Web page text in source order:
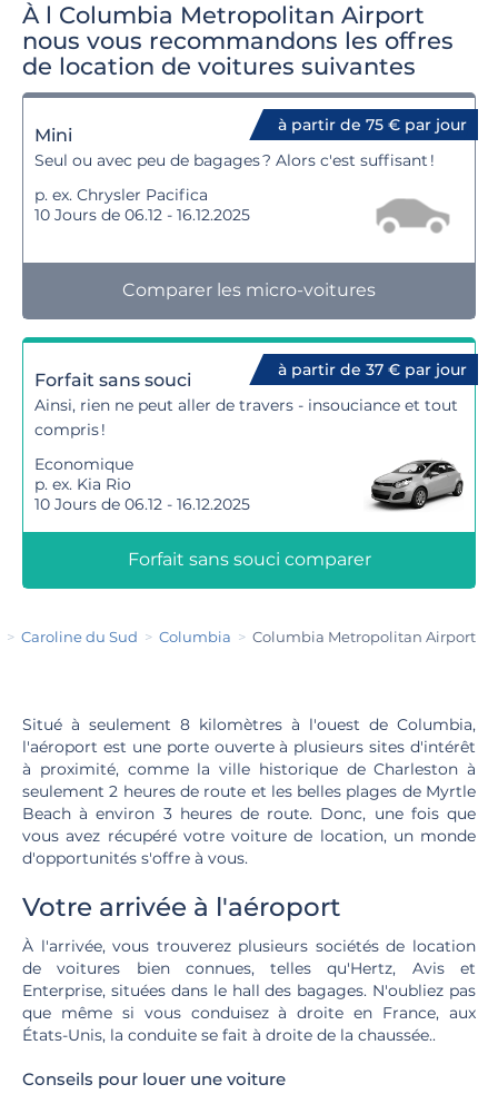
À l Columbia Metropolitan Airport
nous vous recommandons les offres
de location de voitures suivantes
à partir de 75 € par jour
Mini
Seul ou avec peu de bagages ? Alors c'est suffisant !
p. ex. Chrysler Pacifica
10 Jours de 06.12 - 16.12.2025
Comparer les micro-voitures
à partir de 37 € par jour
Forfait sans souci
Ainsi, rien ne peut aller de travers - insouciance et tout
compris !
Economique
p. ex. Kia Rio
10 Jours de 06.12 - 16.12.2025
Forfait sans souci comparer
Caroline du Sud Columbia Columbia Metropolitan Airport
Situé à seulement 8 kilomètres à l'ouest de Columbia,
l'aéroport est une porte ouverte à plusieurs sites d'intérêt
à proximité, comme la ville historique de Charleston à
seulement 2 heures de route et les belles plages de Myrtle
Beach à environ 3 heures de route. Donc, une fois que
vous avez récupéré votre voiture de location, un monde
d'opportunités s'offre à vous.
Votre arrivée à l'aéroport
À l'arrivée, vous trouverez plusieurs sociétés de location
de voitures bien connues, telles qu'Hertz, Avis et
Enterprise, situées dans le hall des bagages. N'oubliez pas
que même si vous conduisez à droite en France, aux
États-Unis, la conduite se fait à droite de la chaussée..
Conseils pour louer une voiture